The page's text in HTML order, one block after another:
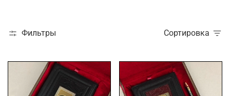
Фильтры Сортировка